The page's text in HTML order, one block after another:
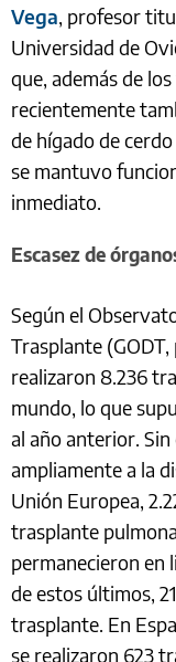
Vega, profesor
Universidad de
que, además de
recientemente
de hígado de
se mantuvo
inmediato.
Escasez de
Según el
Trasplante (GODT,
realizaron 8.236
mundo, lo que
al año anterior.
ampliamente a la
Unión Europea,
trasplante
permanecieron en
de estos últimos,
trasplante. En
se realizaron 623